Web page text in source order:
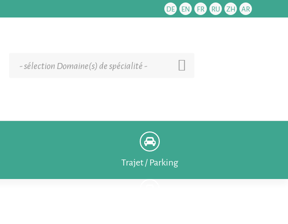
DE EN FR RU ZH AR
- sélection Domaine(s) de spécialité -
Trajet / Parking